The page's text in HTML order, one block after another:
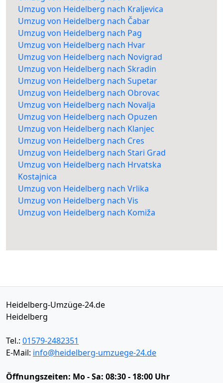
Umzug von Heidelberg nach Kraljevica
Umzug von Heidelberg nach Čabar
Umzug von Heidelberg nach Pag
Umzug von Heidelberg nach Hvar
Umzug von Heidelberg nach Novigrad
Umzug von Heidelberg nach Skradin
Umzug von Heidelberg nach Supetar
Umzug von Heidelberg nach Obrovac
Umzug von Heidelberg nach Novalja
Umzug von Heidelberg nach Opuzen
Umzug von Heidelberg nach Klanjec
Umzug von Heidelberg nach Cres
Umzug von Heidelberg nach Stari Grad
Umzug von Heidelberg nach Hrvatska
Kostajnica
Umzug von Heidelberg nach Vrlika
Umzug von Heidelberg nach Vis
Umzug von Heidelberg nach Komiža
Heidelberg-Umzüge-24.de
Heidelberg
Tel.: 01579-2482351
E-Mail: info@heidelberg-umzuege-24.de
Öffnungszeiten: Mo - Sa: 08:30 - 18:00 Uhr